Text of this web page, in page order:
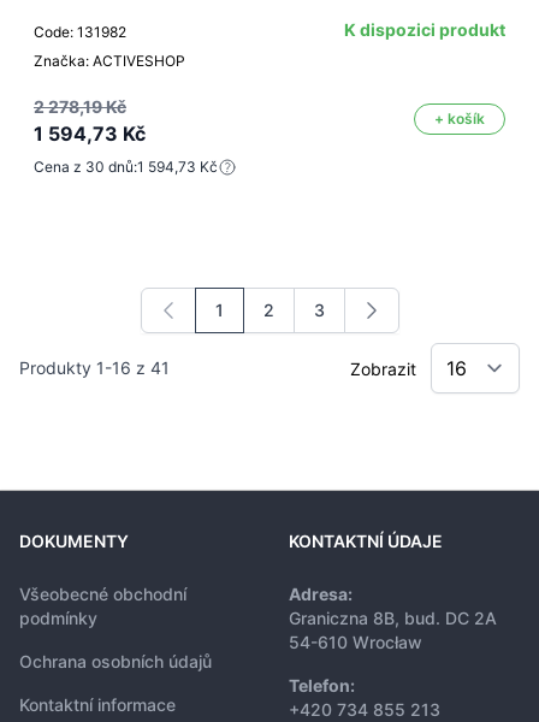
Code: 131982
Značka: ACTIVESHOP
K dispozici produkt
2 278,19 Kč
1 594,73 Kč
+ košík
Cena z 30 dnů:1 594,73 Kč
Produkty 1-16 z 41
Právě si prohlížíte stránku
1 Stránka
2 Stránka
3
Zobrazit
DOKUMENTY
Všeobecné obchodní
podmínky
Ochrana osobních údajů
Kontaktní informace
KONTAKTNÍ ÚDAJE
Adresa:
Graniczna 8B, bud. DC 2A
54-610 Wrocław
Telefon:
+420 734 855 213